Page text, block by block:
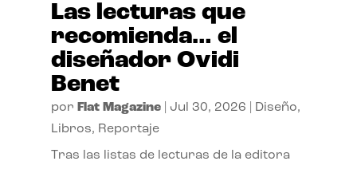
Las lecturas que
recomienda… el
diseñador Ovidi
Benet
por Flat Magazine| Jul 30, 2026 Diseño,
Libros, Reportaje
Tras las listas de lecturas de la editora